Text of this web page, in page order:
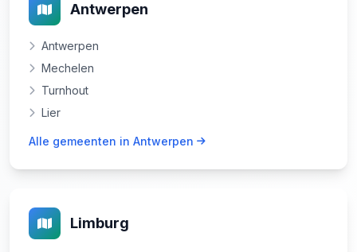
Antwerpen
Antwerpen
Mechelen
Turnhout
Lier
Alle gemeenten in Antwerpen
Limburg